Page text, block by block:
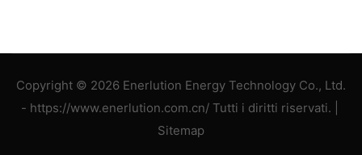
Copyright © 2026 Enerlution Energy Technology Co., Ltd.
- https://www.enerlution.com.cn/ Tutti i diritti riservati. |
Sitemap